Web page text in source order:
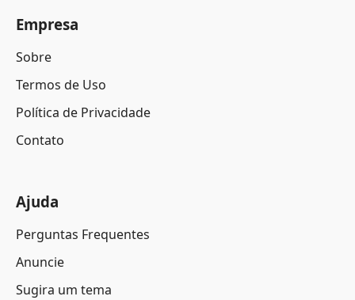
Empresa
Sobre
Termos de Uso
Política de Privacidade
Contato
Ajuda
Perguntas Frequentes
Anuncie
Sugira um tema